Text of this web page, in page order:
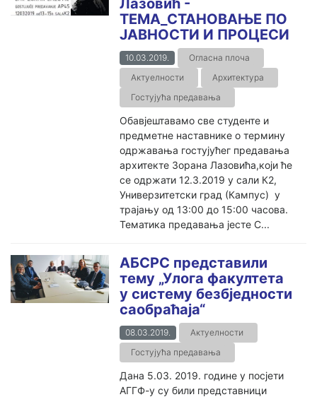
Лазовић -
ТЕМА_СТАНОВАЊЕ ПО
ЈАВНОСТИ И ПРОЦЕСИ
10.03.2019.
Огласна плоча
Актуелности
Архитектура
Гостујућа предавања
Обавјештавамо све студенте и
предметне наставнике о термину
одржавања гостујућег предавања
архитекте Зорана Лазовића,који ће
се одржати 12.3.2019 у сали К2,
Универзитетски град (Кампус) у
трајању од 13:00 до 15:00 часова.
Тематика предавања јесте С...
АБСРС представили
тему „Улога факултета
у систему безбједности
саобраћаја“
08.03.2019.
Актуелности
Гостујућа предавања
Дана 5.03. 2019. године у посјети
АГГФ-у су били представници